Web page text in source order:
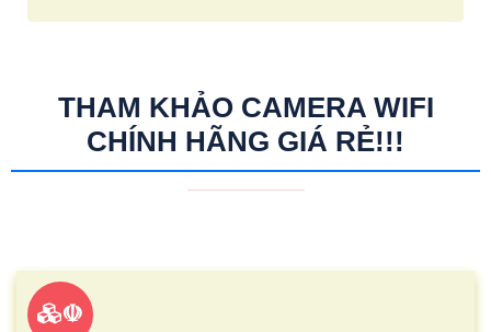
THAM KHẢO CAMERA WIFI
CHÍNH HÃNG GIÁ RẺ!!!
☫